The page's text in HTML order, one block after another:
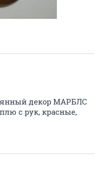
декор МАРБЛС
с рук, красные,